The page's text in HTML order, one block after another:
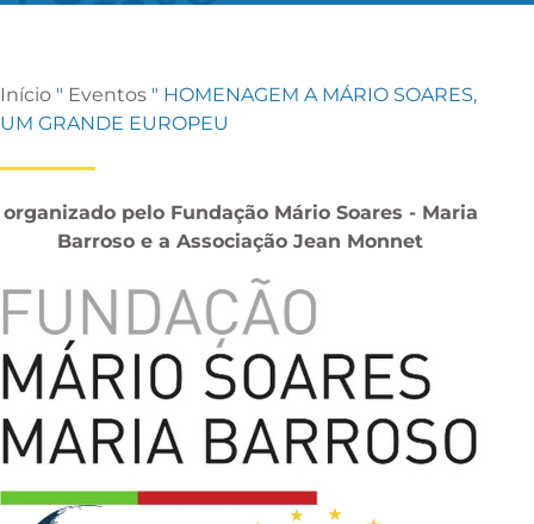
Início " Eventos " HOMENAGEM A MÁRIO SOARES,
UM GRANDE EUROPEU
organizado pelo Fundação Mário Soares - Maria
Barroso e a Associação Jean Monnet